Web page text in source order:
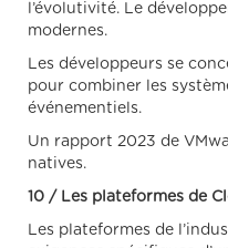
l’évolutivité. Le
modernes.
Les développeurs se
pour combiner les
événementiels.
Un rapport 2023 de
natives.
10 / Les plateformes de
Les plateformes de